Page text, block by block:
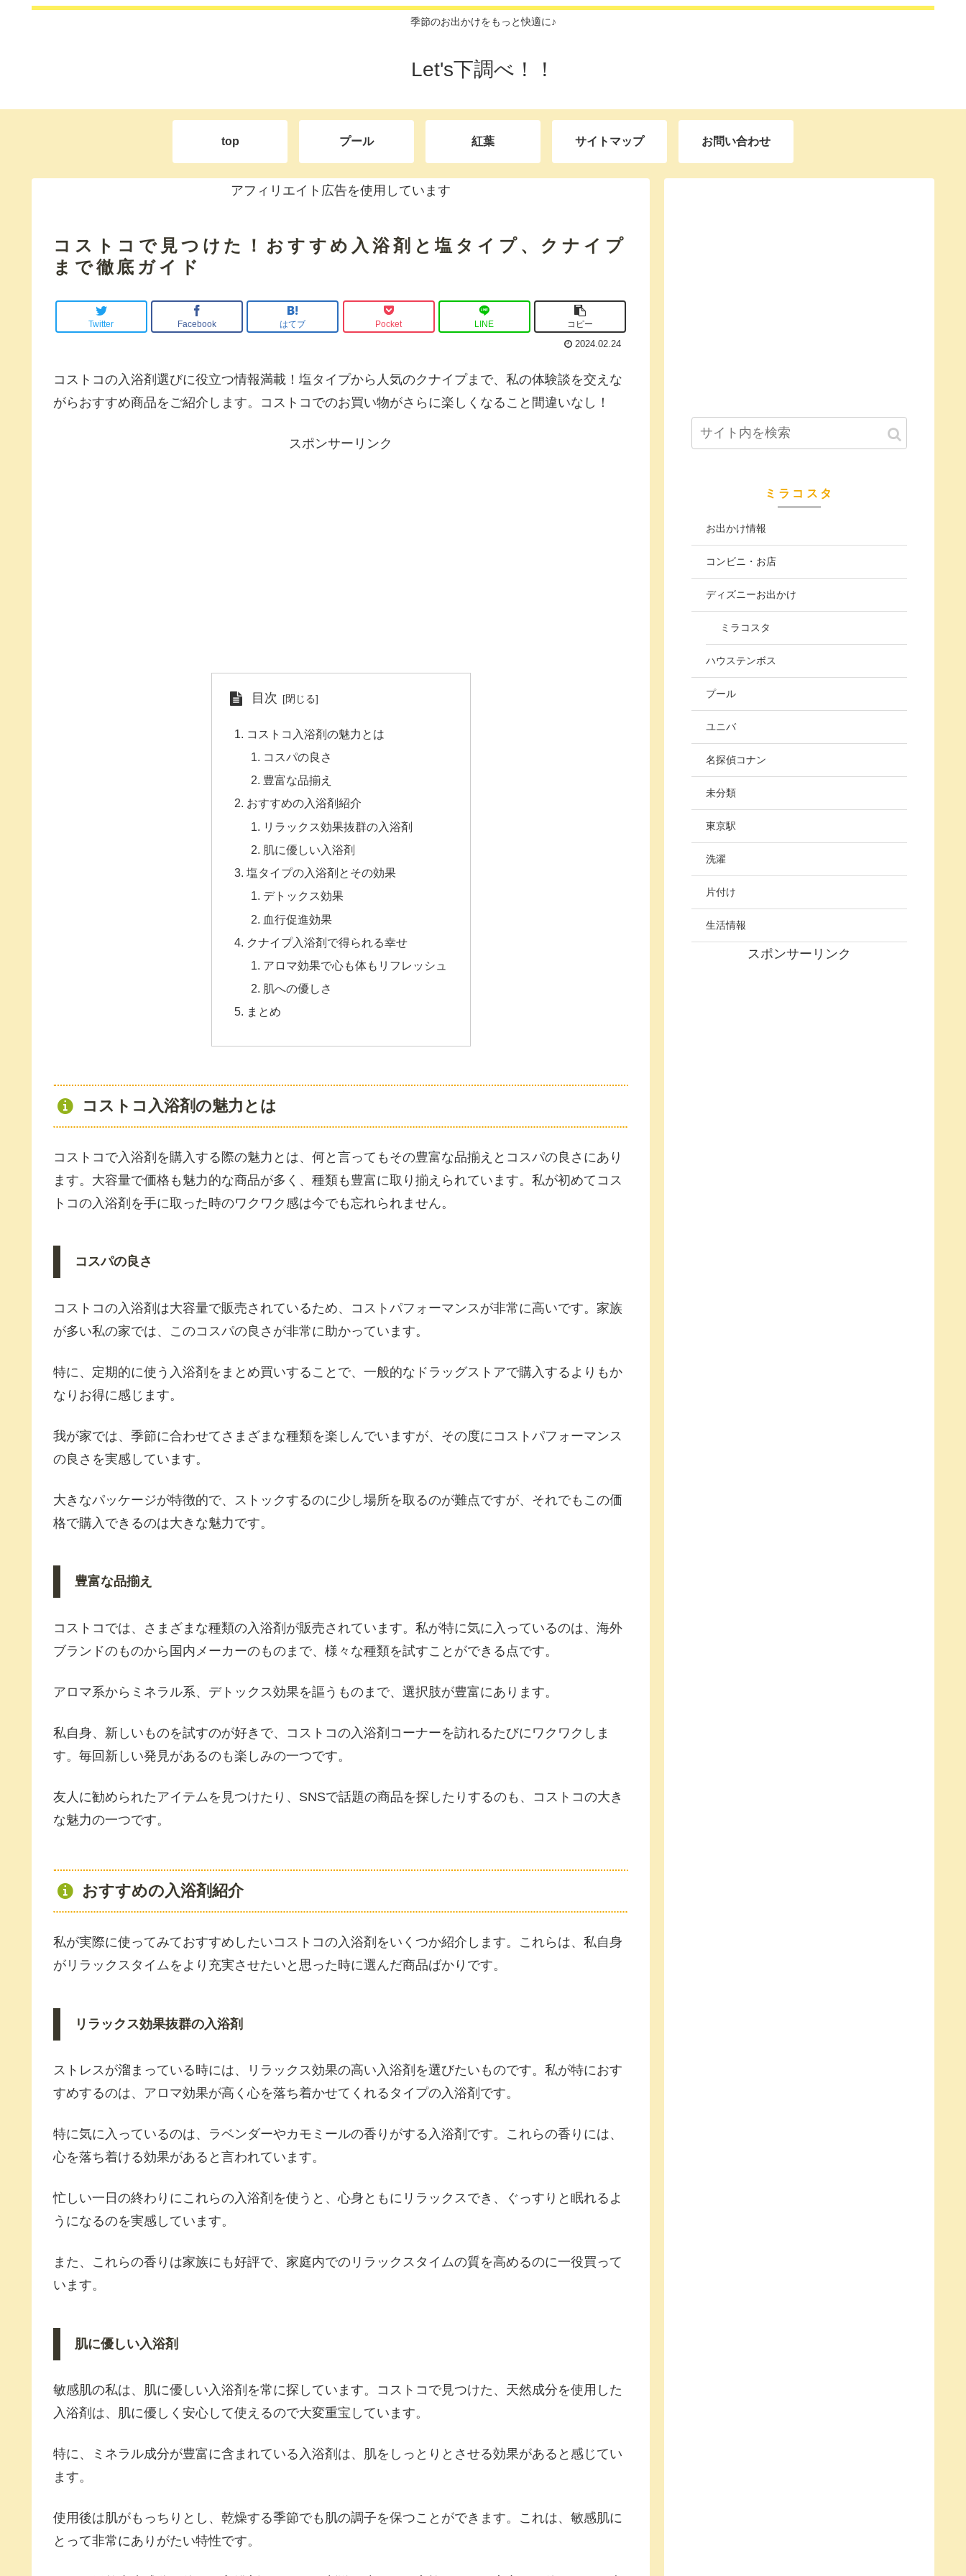
季節のお出かけをもっと快適に♪
Let's下調べ！！
top プール 紅葉 サイトマップ お問い合わせ
アフィリエイト広告を使用しています
コストコで見つけた！おすすめ入浴剤と塩タイプ、クナイプ
まで徹底ガイド
Twitter Facebook はてブ Pocket LINE
コピー
2024.02.24
コストコの入浴剤選びに役立つ情報満載！塩タイプから人気のクナイプまで、私の体験談を交えな
がらおすすめ商品をご紹介します。コストコでのお買い物がさらに楽しくなること間違いなし！
スポンサーリンク
目次
コストコ入浴剤の魅力とは
コスパの良さ
豊富な品揃え
おすすめの入浴剤紹介
リラックス効果抜群の入浴剤
肌に優しい入浴剤
塩タイプの入浴剤とその効果
デトックス効果
血行促進効果
クナイプ入浴剤で得られる幸せ
アロマ効果で心も体もリフレッシュ
肌への優しさ
まとめ
コストコ入浴剤の魅力とは
コストコで入浴剤を購入する際の魅力とは、何と言ってもその豊富な品揃えとコスパの良さにあり
ます。大容量で価格も魅力的な商品が多く、種類も豊富に取り揃えられています。私が初めてコス
トコの入浴剤を手に取った時のワクワク感は今でも忘れられません。
コスパの良さ
コストコの入浴剤は大容量で販売されているため、コストパフォーマンスが非常に高いです。家族
が多い私の家では、このコスパの良さが非常に助かっています。
特に、定期的に使う入浴剤をまとめ買いすることで、一般的なドラッグストアで購入するよりもか
なりお得に感じます。
我が家では、季節に合わせてさまざまな種類を楽しんでいますが、その度にコストパフォーマンス
の良さを実感しています。
大きなパッケージが特徴的で、ストックするのに少し場所を取るのが難点ですが、それでもこの価
格で購入できるのは大きな魅力です。
豊富な品揃え
コストコでは、さまざまな種類の入浴剤が販売されています。私が特に気に入っているのは、海外
ブランドのものから国内メーカーのものまで、様々な種類を試すことができる点です。
アロマ系からミネラル系、デトックス効果を謳うものまで、選択肢が豊富にあります。
私自身、新しいものを試すのが好きで、コストコの入浴剤コーナーを訪れるたびにワクワクしま
す。毎回新しい発見があるのも楽しみの一つです。
友人に勧められたアイテムを見つけたり、SNSで話題の商品を探したりするのも、コストコの大き
な魅力の一つです。
おすすめの入浴剤紹介
私が実際に使ってみておすすめしたいコストコの入浴剤をいくつか紹介します。これらは、私自身
がリラックスタイムをより充実させたいと思った時に選んだ商品ばかりです。
リラックス効果抜群の入浴剤
ストレスが溜まっている時には、リラックス効果の高い入浴剤を選びたいものです。私が特におす
すめするのは、アロマ効果が高く心を落ち着かせてくれるタイプの入浴剤です。
特に気に入っているのは、ラベンダーやカモミールの香りがする入浴剤です。これらの香りには、
心を落ち着ける効果があると言われています。
忙しい一日の終わりにこれらの入浴剤を使うと、心身ともにリラックスでき、ぐっすりと眠れるよ
うになるのを実感しています。
また、これらの香りは家族にも好評で、家庭内でのリラックスタイムの質を高めるのに一役買って
います。
肌に優しい入浴剤
敏感肌の私は、肌に優しい入浴剤を常に探しています。コストコで見つけた、天然成分を使用した
入浴剤は、肌に優しく安心して使えるので大変重宝しています。
特に、ミネラル成分が豊富に含まれている入浴剤は、肌をしっとりとさせる効果があると感じてい
ます。
使用後は肌がもっちりとし、乾燥する季節でも肌の調子を保つことができます。これは、敏感肌に
とって非常にありがたい特性です。
ミラコスタ
お出かけ情報
コンビニ・お店
ディズニーお出かけ
ミラコスタ
ハウステンボス
プール
ユニバ
名探偵コナン
未分類
東京駅
洗濯
片付け
生活情報
スポンサーリンク